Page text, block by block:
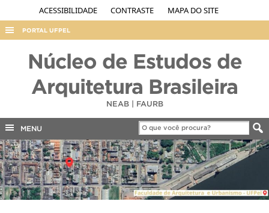
ACESSIBILIDADE CONTRASTE MAPA DO SITE
PORTAL UFPEL
AUDITORIA
COBALTO
EDITAIS
INTERNACIONAL
OUVIDORIA
PORTARIAS
Núcleo de Estudos de
Arquitetura Brasileira
NEAB | FAURB
MENU